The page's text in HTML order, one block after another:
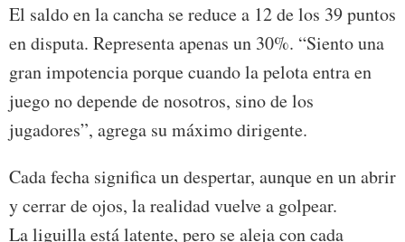
El saldo en la cancha se reduce a 12 de los 39 puntos
en disputa. Representa apenas un 30%. “Siento una
gran impotencia porque cuando la pelota entra en
juego no depende de nosotros, sino de los
jugadores”, agrega su máximo dirigente.
Cada fecha significa un despertar, aunque en un abrir
y cerrar de ojos, la realidad vuelve a golpear.
La liguilla está latente, pero se aleja con cada